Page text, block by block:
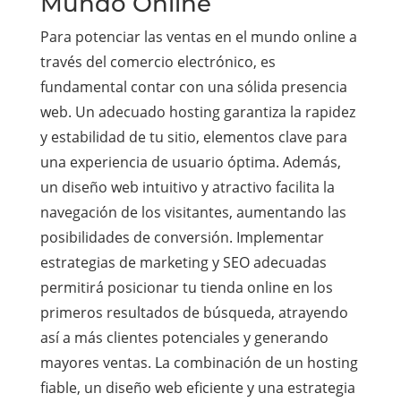
Para potenciar las ventas en el mundo online a
través del comercio electrónico, es
fundamental contar con una sólida presencia
web. Un adecuado hosting garantiza la rapidez
y estabilidad de tu sitio, elementos clave para
una experiencia de usuario óptima. Además,
un diseño web intuitivo y atractivo facilita la
navegación de los visitantes, aumentando las
posibilidades de conversión. Implementar
estrategias de marketing y SEO adecuadas
permitirá posicionar tu tienda online en los
primeros resultados de búsqueda, atrayendo
así a más clientes potenciales y generando
mayores ventas. La combinación de un hosting
fiable, un diseño web eficiente y una estrategia